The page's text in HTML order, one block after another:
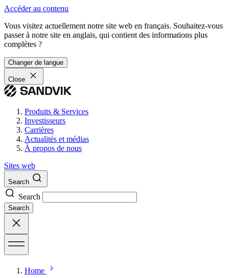
Accéder au contenu
Vous visitez actuellement notre site web en français. Souhaitez-vous
passer à notre site en anglais, qui contient des informations plus
complètes ?
Changer de langue
Close
Produits & Services
Investisseurs
Carrières
Actualités et médias
À propos de nous
Sites web
Search
Search
Search
Home